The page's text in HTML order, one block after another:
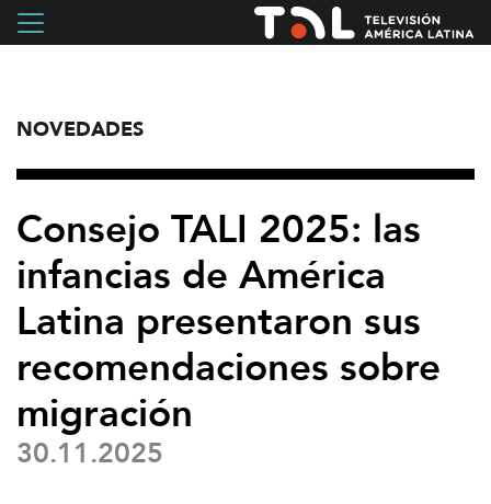
NOVEDADES
Consejo TALI 2025: las
infancias de América
Latina presentaron sus
recomendaciones sobre
migración
30.11.2025